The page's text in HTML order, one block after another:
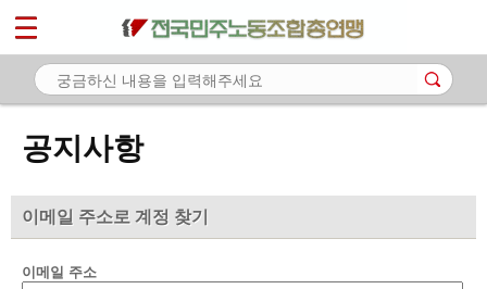
공지사항
이메일 주소로 계정 찾기
이메일 주소
마이페이지
소개
- 공지사항
- 성명·보도